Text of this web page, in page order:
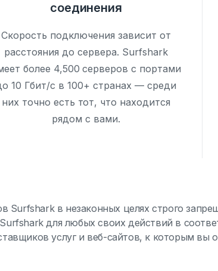
соединения
Скорость подключения зависит от
расстояния до сервера. Surfshark
более 4,500 серверов с портами
10 Гбит/с в 100+ странах — среди
них точно есть тот, что находится
рядом с вами.
Surfshark в незаконных целях строго
для любых своих действий в
услуг и веб-сайтов, к которым вы